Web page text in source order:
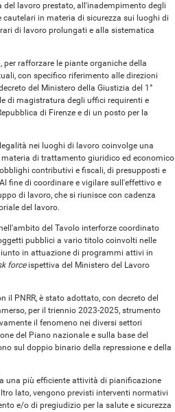
lavoro prestato, all'inadempimento degli
in materia di sicurezza sui luoghi di
di lavoro prolungati e alla sistematica
per rafforzare le piante organiche della
con specifico riferimento alle direzioni
del Ministero della Giustizia del 1°
di magistratura degli uffici requirenti e
di Firenze e di un posto per la
nei luoghi di lavoro coinvolge una
di trattamento giuridico ed economico
contributivi e fiscali, di presupposti e
fine di coordinare e vigilare sull'effettivo e
di lavoro, che si riunisce con cadenza
del lavoro.
del Tavolo interforze coordinato
pubblici a vario titolo coinvolti nelle
in attuazione di programmi attivi in
forceispettiva del Ministero del Lavoro
PNRR, è stato adottato, con decreto del
per il triennio 2023-2025, strumento
il fenomeno nei diversi settori
del Piano nazionale e sulla base del
sul doppio binario della repressione e della
una più efficiente attività di pianificazione
lato, vengono previsti interventi normativi
e/o di pregiudizio per la salute e sicurezza